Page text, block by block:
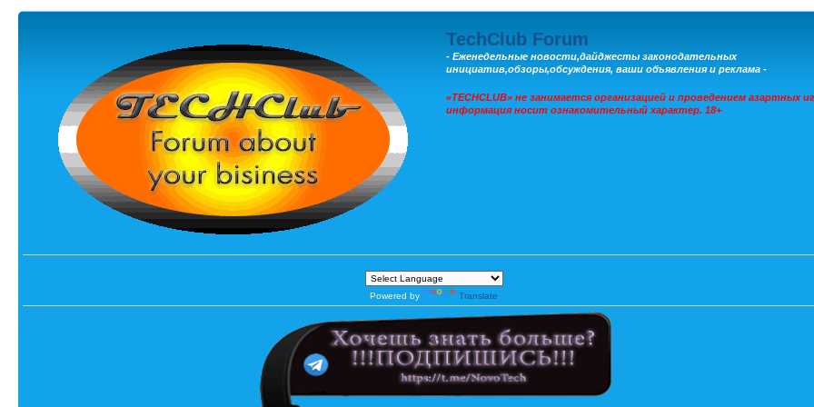
TechClub Forum
- Еженедельные новости,дайджесты законодательных
инициатив,обзоры,обсуждения, ваши объявления и реклама -
«TECHCLUB» не занимается организацией и проведением азартных
информация носит ознакомительный характер. 18+
Powered by Translate